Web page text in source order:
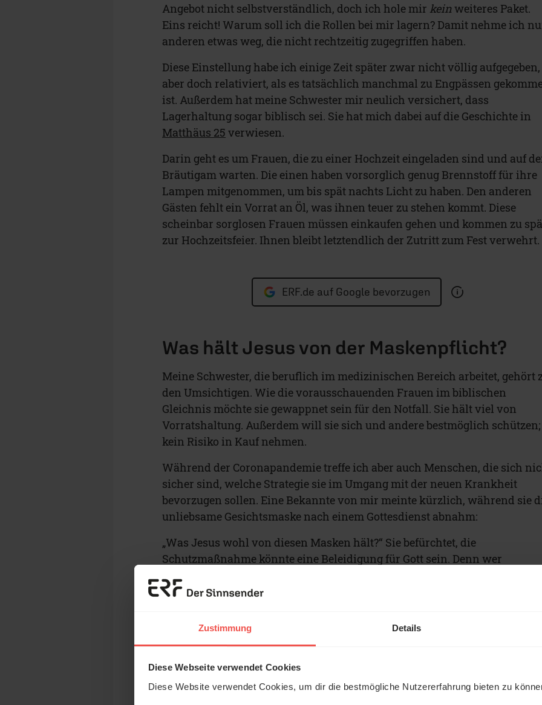
Zustimmung Details
Diese Webseite verwendet Cookies
Diese Website verwendet Cookies, um dir die bestmögliche Nutzererfahrung bieten zu
Angebot nicht selbstverständlich, doch ich hole mir keinweiteres Paket.
Eins reicht! Warum soll ich die Rollen bei mir lagern? Damit nehme ich
anderen etwas weg, die nicht rechtzeitig zugegriffen haben.
Diese Einstellung habe ich einige Zeit später zwar nicht völlig aufgegeben,
aber doch relativiert, als es tatsächlich manchmal zu Engpässen
ist. Außerdem hat meine Schwester mir neulich versichert, dass
Lagerhaltung sogar biblisch sei. Sie hat mich dabei auf die Geschichte in
Matthäus 25 verwiesen.
Darin geht es um Frauen, die zu einer Hochzeit eingeladen sind und auf
Bräutigam warten. Die einen haben vorsorglich genug Brennstoff für ihre
Lampen mitgenommen, um bis spät nachts Licht zu haben. Den anderen
Gästen fehlt ein Vorrat an Öl, was ihnen teuer zu stehen kommt. Diese
scheinbar sorglosen Frauen müssen einkaufen gehen und kommen zu
zur Hochzeitsfeier. Ihnen bleibt letztendlich der Zutritt zum Fest verwehrt.
ERF.de auf Google bevorzugen
Was hält Jesus von der Maskenpflicht?
Meine Schwester, die beruflich im medizinischen Bereich arbeitet, gehört
den Umsichtigen. Wie die vorausschauenden Frauen im biblischen
Gleichnis möchte sie gewappnet sein für den Notfall. Sie hält viel von
Vorratshaltung. Außerdem will sie sich und andere bestmöglich schützen;
kein Risiko in Kauf nehmen.
Während der Coronapandemie treffe ich aber auch Menschen, die sich
sicher sind, welche Strategie sie im Umgang mit der neuen Krankheit
bevorzugen sollen. Eine Bekannte von mir meinte kürzlich, während sie
unliebsame Gesichtsmaske nach einem Gottesdienst abnahm:
„Was Jesus wohl von diesen Masken hält?“ Sie befürchtet, die
Schutzmaßnahme könnte eine Beleidigung für Gott sein. Denn wer
fürchten. Diese Einstellung brachte mich zum Nachdenken darüber, ob ich
Gott sorgt für uns
nicht, sie ernten nicht, sie sammeln nicht in die Scheunen; und euer